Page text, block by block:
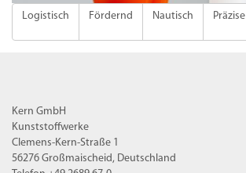
Logistisch Fördernd Nautisch Präzise
Kern GmbH
Kunststoffwerke
Clemens-Kern-Straße 1
56276 Großmaischeid, Deutschland